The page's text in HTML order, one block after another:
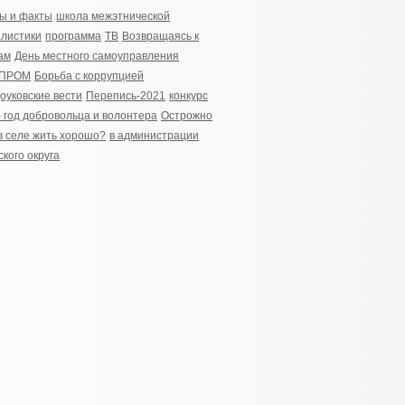
и факты школа межэтнической
программа ТВ Возвращаясь к
День местного самоуправления
Борьба с коррупцией
вести Перепись-2021 конкурс
год добровольца и волонтера Острожно
селе жить хорошо? в администрации
округа